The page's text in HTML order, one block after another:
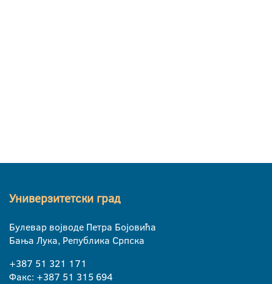
Универзитетски град
Булевар војводе Петра Бојовића
Бања Лука, Република Српска
+387 51 321 171
Факс: +387 51 315 694